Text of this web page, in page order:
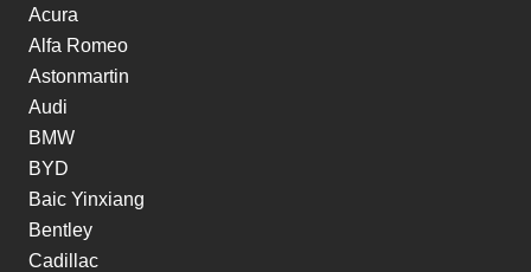
Acura
Alfa Romeo
Astonmartin
Audi
BMW
BYD
Baic Yinxiang
Bentley
Cadillac